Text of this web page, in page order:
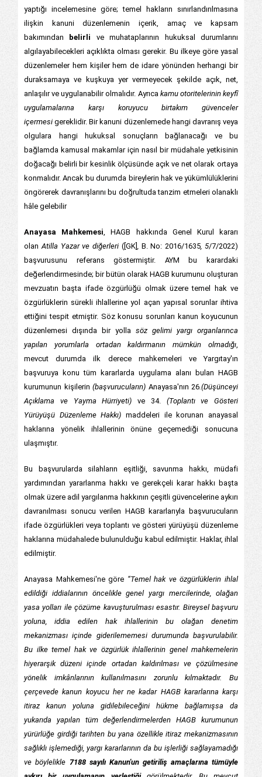
yaptığı incelemesine göre; temel hakların sınırlandırılmasına
ilişkin kanuni düzenlemenin içerik, amaç ve kapsam
bakımından
belirli ve muhataplarının hukuksal durumlarını
algılayabilecekleri açıklıkta olması gerekir. Bu ilkeye göre yasal
düzenlemeler hem kişiler hem de idare yönünden herhangi bir
duraksamaya ve kuşkuya yer vermeyecek şekilde açık, net,
anlaşılır ve uygulanabilir olmalıdır. Ayrıca kamu otoritelerinin keyfî
uygulamalarına karşı koruyucu birtakım güvenceler
içermesi gereklidir. Bir kanuni düzenlemede hangi davranış veya
olgulara hangi hukuksal sonuçların bağlanacağı ve bu
bağlamda kamusal makamlar için nasıl bir müdahale yetkisinin
doğacağı belirli bir kesinlik ölçüsünde açık ve net olarak ortaya
konmalıdır. Ancak bu durumda bireylerin hak ve yükümlülüklerini
öngörerek davranışlarını bu doğrultuda tanzim etmeleri olanaklı
hâle gelebilir
Anayasa Mahkemesi, HAGB hakkında Genel Kurul kararı
olanAtilla Yazar ve diğerleri ([GK] , B. No: 2016/1635, 5/7/2022)
başvurusunu referans göstermiştir. AYM bu karardaki
değerlendirmesinde; bir bütün olarak HAGB kurumunu oluşturan
mevzuatın başta ifade özgürlüğü olmak üzere temel hak ve
özgürlüklerin sürekli ihlallerine yol açan yapısal sorunlar ihtiva
ettiğini tespit etmiştir. Söz konusu sorunları kanun koyucunun
düzenlemesi dışında bir yolla söz gelimi yargı organlarınca
yapılan yorumlarla ortadan kaldırmanın mümkün olmadığı,
mevcut durumda ilk derece mahkemeleri ve Yargıtay'ın
başvuruya konu tüm kararlarda uygulama alanı bulan HAGB
kurumunun kişilerin (başvurucuların) Anayasa'nın 26.(Düşünceyi
Açıklama ve Yayma Hürriyeti) ve 34. (Toplantı ve Gösteri
Yürüyüşü Düzenleme Hakkı) maddeleri ile korunan anayasal
haklarına yönelik ihlallerinin önüne geçemediği sonucuna
ulaşmıştır.
Bu başvurularda silahların eşitliği, savunma hakkı, müdafi
yardımından yararlanma hakkı ve gerekçeli karar hakkı başta
olmak üzere adil yargılanma hakkının çeşitli güvencelerine aykırı
davranılması sonucu verilen HAGB kararlarıyla başvurucuların
ifade özgürlükleri veya toplantı ve gösteri yürüyüşü düzenleme
haklarına müdahalede bulunulduğu kabul edilmiştir. Haklar, ihlal
edilmiştir.
Anayasa Mahkemesi'ne göre “Temel hak ve özgürlüklerin ihlal
edildiği iddialarının öncelikle genel yargı mercilerinde, olağan
yasa yolları ile çözüme kavuşturulması esastır. Bireysel başvuru
yoluna, iddia edilen hak ihlallerinin bu olağan denetim
mekanizması içinde giderilememesi durumunda başvurulabilir.
Bu ilke temel hak ve özgürlük ihlallerinin genel mahkemelerin
hiyerarşik düzeni içinde ortadan kaldırılması ve çözülmesine
yönelik imkânlarının kullanılmasını zorunlu kılmaktadır. Bu
çerçevede kanun koyucu her ne kadar HAGB kararlarına karşı
itiraz kanun yoluna gidilebileceğini hükme bağlamışsa da
yukarıda yapılan tüm değerlendirmelerden HAGB kurumunun
yürürlüğe girdiği tarihten bu yana özellikle itiraz mekanizmasının
sağlıklı işlemediği, yargı kararlarının da bu işlerliği sağlayamadığı
ve böylelikle 7188 sayılı Kanun'un getiriliş amaçlarına tümüyle